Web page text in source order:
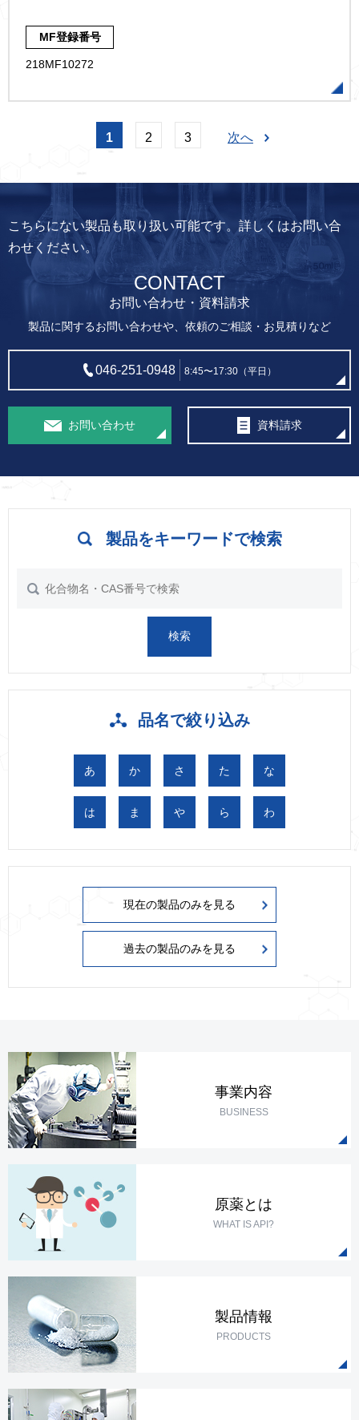
MF登録番号
218MF10272
1 2 3 次へ
こちらにない製品も取り扱い可能です。詳しくはお問い合
わせください。
CONTACT
お問い合わせ・資料請求
製品に関するお問い合わせや、依頼のご相談・お見積りなど
046-251-0948 8:45〜17:30（平日）
お問い合わせ 資料請求
製品をキーワードで検索
品名で絞り込み
あ か さ た な
は ま や ら わ
現在の製品のみを見る
過去の製品のみを見る
事業内容
BUSINESS
原薬とは
WHAT IS API?
製品情報
PRODUCTS